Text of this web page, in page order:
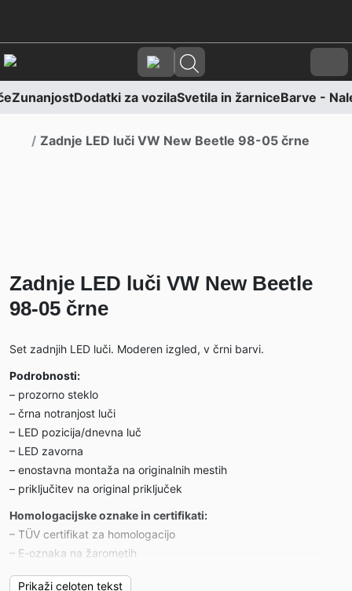
Cart
ZunanjostDodatki za vozilaSvetila in žarniceBarve -
Domov
Zadnje LED luči VW New Beetle 98-05 črne
Zadnje LED luči VW New Beetle
98-05 črne
Set zadnjih LED luči. Moderen izgled, v črni barvi.
Podrobnosti:
– prozorno steklo
– črna notranjost luči
– LED pozicija/dnevna luč
– LED zavorna
– enostavna montaža na originalnih mestih
– priključitev na original priključek
Homologacijske oznake in certifikati:
– TÜV certifikat za homologacijo
– E-oznaka na žarometih
Garancija:
Prikaži celoten tekst